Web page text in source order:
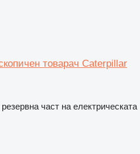
товарач Caterpillar
част на електрическата